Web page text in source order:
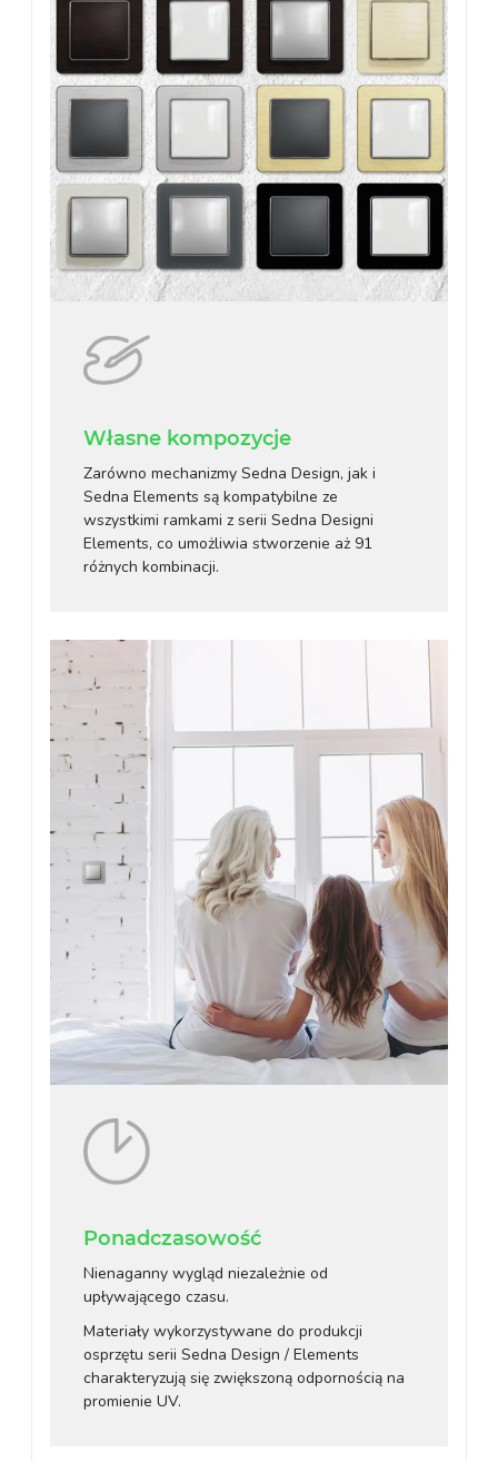
Własne kompozycje
Zarówno mechanizmy Sedna Design, jak i
Sedna Elements są kompatybilne ze
wszystkimi ramkami z serii Sedna Designi
Elements, co umożliwia stworzenie aż 91
różnych kombinacji.
Ponadczasowość
Nienaganny wygląd niezależnie od
upływającego czasu.
Materiały wykorzystywane do produkcji
osprzętu serii Sedna Design / Elements
charakteryzują się zwiększoną odpornością na
promienie UV.